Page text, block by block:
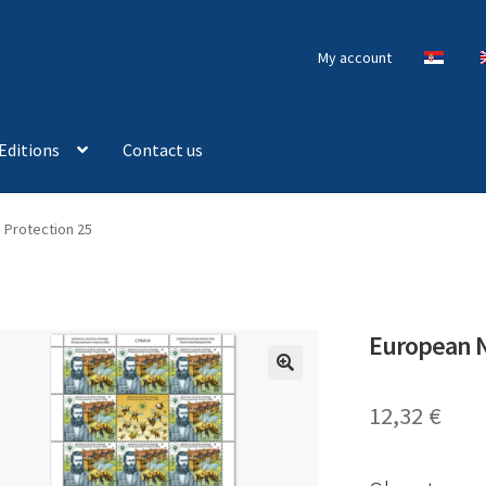
My account
Contact us
Protection 25
European
12,32 €